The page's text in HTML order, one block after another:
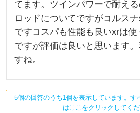
検
0
0
は
出
な
い
か
で
。
前
てます。ツインパワーで耐える
ロッドについてですがコルス
ですコスパも性能も良いxrは使
ですが評価は良いと思います
すね。
5個の回答のうち1個を表示しています。す
はここをクリックしてくだ